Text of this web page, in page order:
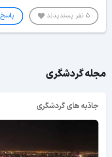
5 نفر پسندیدند پاسخ
مجله گردشگری
جاذبه های گردشگری